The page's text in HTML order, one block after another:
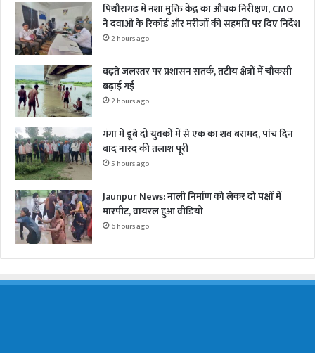
पिथौरागढ़ में नशा मुक्ति केंद्र का औचक निरीक्षण, CMO
ने दवाओं के रिकॉर्ड और मरीजों की सहमति पर दिए निर्देश
2 hours ago
बढ़ते जलस्तर पर प्रशासन सतर्क, तटीय क्षेत्रों में चौकसी
बढ़ाई गई
2 hours ago
गंगा में डूबे दो युवकों में से एक का शव बरामद, पांच दिन
बाद नारद की तलाश पूरी
5 hours ago
Jaunpur News: नाली निर्माण को लेकर दो पक्षों में
मारपीट, वायरल हुआ वीडियो
6 hours ago